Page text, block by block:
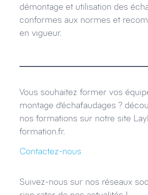
démontage et utilisation des
conformes aux normes et
en vigueur.
Vous souhaitez former vos
montage d’échafaudages ?
nos formations sur notre site
formation.fr.
Contactez-nous
Suivez-nous sur nos réseaux